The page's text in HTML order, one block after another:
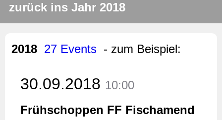
zurück ins Jahr 2018
2018 27 Events - zum Beispiel:
30.09.2018 10:00
Frühschoppen FF Fischamend